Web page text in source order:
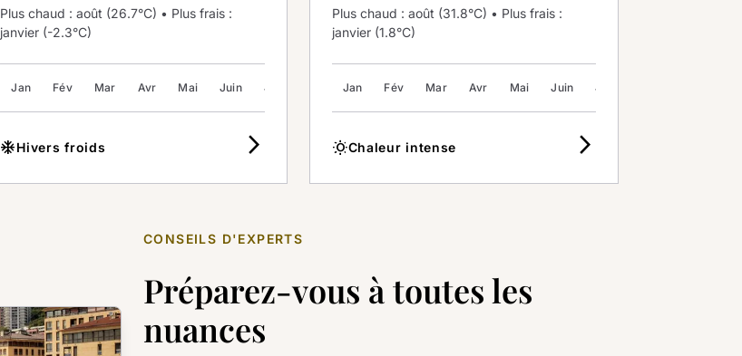
Sep Oct Nov Déc
Plus chaud : août (26.7°C) • Plus frais :
janvier (-2.3°C)
Jan Fév Mar Avr Mai Juin Juil Sep Oct Nov Déc
ac_unitHivers froids arrow_forward_ios
Plus chaud : août (31.8°C) • Plus frais :
janvier (1.8°C)
Jan Fév Mar Avr Mai Juin Juil
wb_sunnyChaleur intense arrow_forward_ios
CONSEILS D'EXPERTS
Préparez-vous à toutes les
nuances